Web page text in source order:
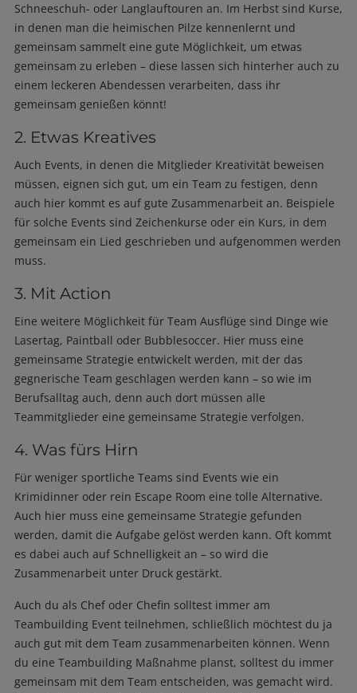
Schneeschuh- oder Langlauftouren an. Im Herbst sind Kurse,
in denen man die heimischen Pilze kennenlernt und
gemeinsam sammelt eine gute Möglichkeit, um etwas
gemeinsam zu erleben – diese lassen sich hinterher auch zu
einem leckeren Abendessen verarbeiten, dass ihr
gemeinsam genießen könnt!
2. Etwas Kreatives
Auch Events, in denen die Mitglieder Kreativität beweisen
müssen, eignen sich gut, um ein Team zu festigen, denn
auch hier kommt es auf gute Zusammenarbeit an. Beispiele
für solche Events sind Zeichenkurse oder ein Kurs, in dem
gemeinsam ein Lied geschrieben und aufgenommen werden
muss.
3. Mit Action
Eine weitere Möglichkeit für Team Ausflüge sind Dinge wie
Lasertag, Paintball oder Bubblesoccer. Hier muss eine
gemeinsame Strategie entwickelt werden, mit der das
gegnerische Team geschlagen werden kann – so wie im
Berufsalltag auch, denn auch dort müssen alle
Teammitglieder eine gemeinsame Strategie verfolgen.
4. Was fürs Hirn
Für weniger sportliche Teams sind Events wie ein
Krimidinner oder rein Escape Room eine tolle Alternative.
Auch hier muss eine gemeinsame Strategie gefunden
werden, damit die Aufgabe gelöst werden kann. Oft kommt
es dabei auch auf Schnelligkeit an – so wird die
Zusammenarbeit unter Druck gestärkt.
Auch du als Chef oder Chefin solltest immer am
Teambuilding Event teilnehmen, schließlich möchtest du ja
auch gut mit dem Team zusammenarbeiten können. Wenn
du eine Teambuilding Maßnahme planst, solltest du immer
gemeinsam mit dem Team entscheiden, was gemacht wird.